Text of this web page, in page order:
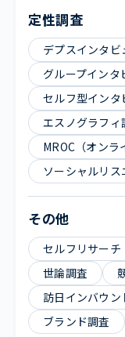
定性調査
デプスインタビ
グループインタ
セルフ型インタ
エスノグラフ
MROC（オンラ
ソーシャルリス
その他
セルフリサーチ
世論調査
訪日インバウン
ブランド調査